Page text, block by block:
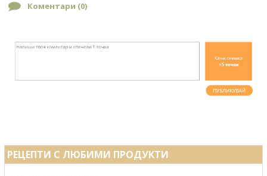
Коментари (0)
РЕЦЕПТИ С ЛЮБИМИ ПРОДУКТИ